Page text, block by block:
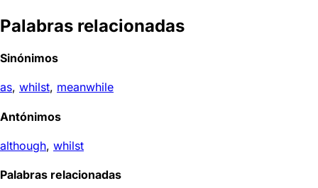
Palabras relacionadas
Sinónimos
as, whilst, meanwhile
Antónimos
although, whilst
Palabras relacionadas